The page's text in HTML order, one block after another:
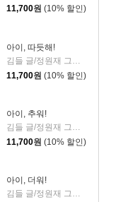
11,700원 (10% 할인)
아이, 따듯해!
11,700원 (10% 할인)
아이, 추워!
김들 글/정원재 그림/이상교 감수
11,700원 (10% 할인)
아이, 더워!
김들 글/정원재 그림/이상교 감수